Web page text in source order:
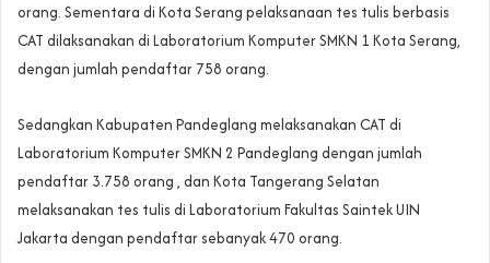
orang. Sementara di Kota Serang pelaksanaan tes tulis berbasis
CAT dilaksanakan di Laboratorium Komputer SMKN 1 Kota Serang,
dengan jumlah pendaftar 758 orang.
Sedangkan Kabupaten Pandeglang melaksanakan CAT di
Laboratorium Komputer SMKN 2 Pandeglang dengan jumlah
pendaftar 3.758 orang , dan Kota Tangerang Selatan
melaksanakan tes tulis di Laboratorium Fakultas Saintek UIN
Jakarta dengan pendaftar sebanyak 470 orang.